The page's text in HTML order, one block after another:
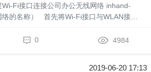
Fi接口连接公司办公无线网络 inhand-
络的名称） 首先将Wi-Fi接口与WLAN接口
0 4984
2019-06-20 17:13